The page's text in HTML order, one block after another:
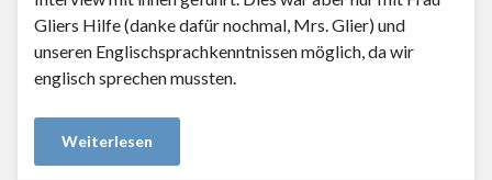
Gliers Hilfe (danke dafür nochmal, Mrs. Glier) und
unseren Englischsprachkenntnissen möglich, da wir
englisch sprechen mussten.
Weiterlesen